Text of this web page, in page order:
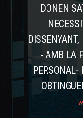
DONEN
- AMB LA
PERSONAL-